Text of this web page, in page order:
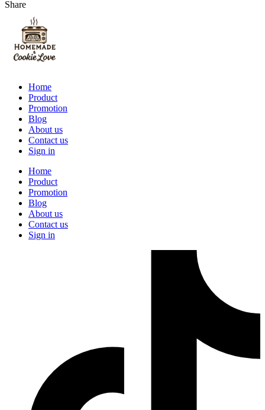
Share
Home
Product
Promotion
Blog
About us
Contact us
Sign in
Home
Product
Promotion
Blog
About us
Contact us
Sign in